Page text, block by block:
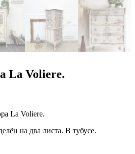
La Voliere.
La Voliere.
на два листа. В тубусе.